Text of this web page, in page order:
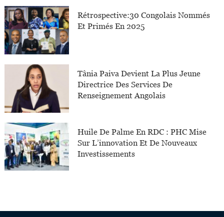
Rétrospective:30 Congolais Nommés
Et Primés En 2025
Tânia Paiva Devient La Plus Jeune
Directrice Des Services De
Renseignement Angolais
Huile De Palme En RDC : PHC Mise
Sur L’innovation Et De Nouveaux
Investissements